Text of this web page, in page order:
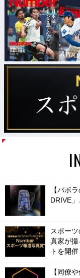
【バボ
DRIVE
スポー
真家が
トを開
【同僚